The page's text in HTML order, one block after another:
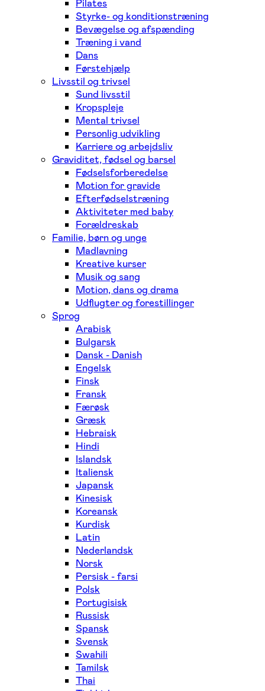
Pilates
Styrke- og konditionstræning
Bevægelse og afspænding
Træning i vand
Dans
Førstehjælp
Livsstil og trivsel
Sund livsstil
Kropspleje
Mental trivsel
Personlig udvikling
Karriere og arbejdsliv
Graviditet, fødsel og barsel
Fødselsforberedelse
Motion for gravide
Efterfødselstræning
Aktiviteter med baby
Forældreskab
Familie, børn og unge
Madlavning
Kreative kurser
Musik og sang
Motion, dans og drama
Udflugter og forestillinger
Sprog
Arabisk
Bulgarsk
Dansk - Danish
Engelsk
Finsk
Fransk
Færøsk
Græsk
Hebraisk
Hindi
Islandsk
Italiensk
Japansk
Kinesisk
Koreansk
Kurdisk
Latin
Nederlandsk
Norsk
Persisk - farsi
Polsk
Portugisisk
Russisk
Spansk
Svensk
Swahili
Tamilsk
Thai